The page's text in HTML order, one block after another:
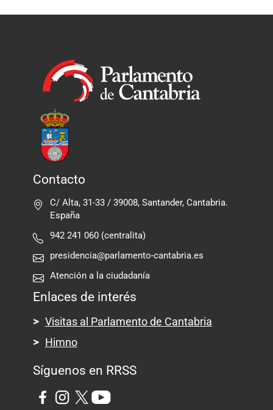
Contacto
C/ Alta, 31-33 / 39008, Santander, Cantabria.
España
942 241 060 (centralita)
presidencia@parlamento-cantabria.es
Atención a la ciudadanía
Enlaces de interés
Visitas al Parlamento de Cantabria
Himno
Síguenos en RRSS